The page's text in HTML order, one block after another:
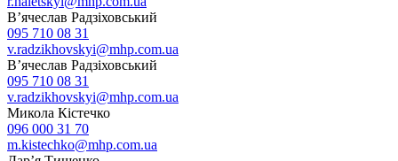
В’ячеслав Радзіховський
095 710 08 31
v.radzikhovskyi@mhp.com.ua
В’ячеслав Радзіховський
095 710 08 31
v.radzikhovskyi@mhp.com.ua
Микола Кістечко
096 000 31 70
m.kistechko@mhp.com.ua